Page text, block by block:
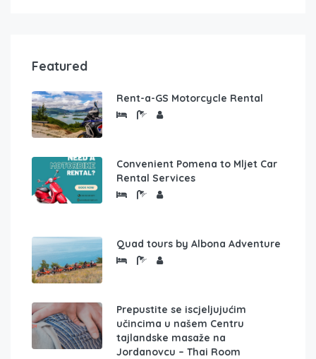
Featured
Rent-a-GS Motorcycle Rental
Convenient Pomena to Mljet Car
Rental Services
Quad tours by Albona Adventure
Prepustite se iscjeljujućim
učincima u našem Centru
tajlandske masaže na
Jordanovcu – Thai Room